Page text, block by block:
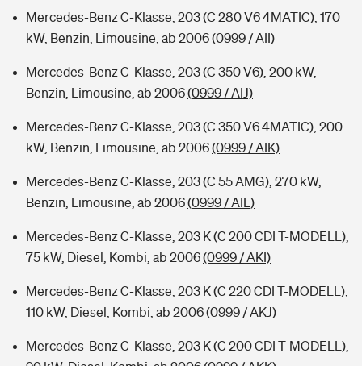
Mercedes-Benz C-Klasse, 203 (C 280 V6 4MATIC), 170
kW, Benzin, Limousine, ab 2006(0999 / AII)
Mercedes-Benz C-Klasse, 203 (C 350 V6), 200 kW,
Benzin, Limousine, ab 2006(0999 / AIJ)
Mercedes-Benz C-Klasse, 203 (C 350 V6 4MATIC), 200
kW, Benzin, Limousine, ab 2006(0999 / AIK)
Mercedes-Benz C-Klasse, 203 (C 55 AMG), 270 kW,
Benzin, Limousine, ab 2006(0999 / AIL)
Mercedes-Benz C-Klasse, 203 K (C 200 CDI T-MODELL),
75 kW, Diesel, Kombi, ab 2006(0999 / AKI)
Mercedes-Benz C-Klasse, 203 K (C 220 CDI T-MODELL),
110 kW, Diesel, Kombi, ab 2006(0999 / AKJ)
Mercedes-Benz C-Klasse, 203 K (C 200 CDI T-MODELL),